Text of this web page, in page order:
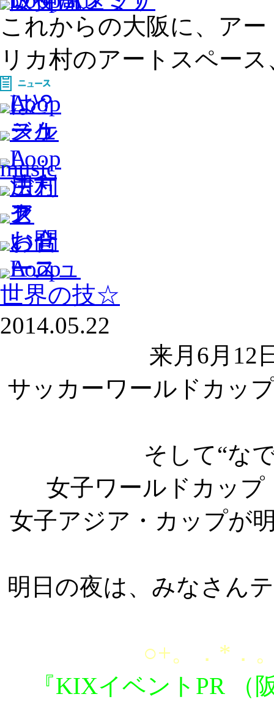
これからの大阪に、ア
リカ村のアートスペース
世界の技☆
2014.05.22
来月6月12
サッカーワールドカッ
そして“な
女子ワールドカップ
女子アジア・カップが
明日の夜は、みなさん
○+。．*．
『KIXイベントPR （